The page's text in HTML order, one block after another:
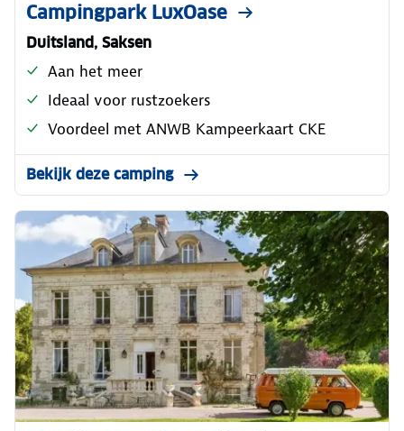
Campingpark LuxOase
Duitsland, Saksen
Aan het meer
Ideaal voor rustzoekers
Voordeel met ANWB Kampeerkaart CKE
Bekijk deze camping